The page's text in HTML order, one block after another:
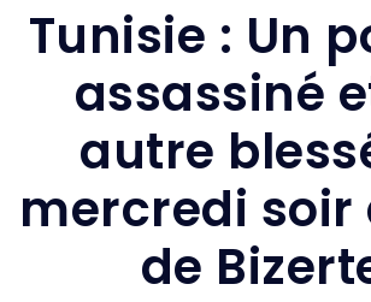
Tunisie : Un
assassiné
autre
mercredi soir
de